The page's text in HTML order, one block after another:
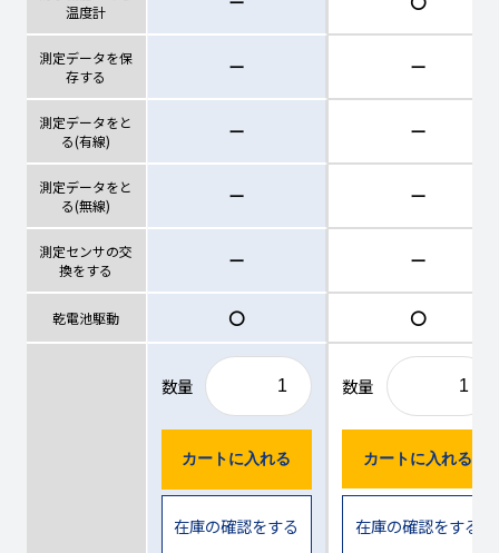
温度計
測定データを保
存する
ー ー
測定データをと
る(有線)
ー ー
測定データをと
る(無線)
ー ー
測定センサの交
換をする
ー ー
乾電池駆動 〇 〇
数量
カートに入れる
在庫の確認をする
数量
カートに入れる
在庫の確認をする